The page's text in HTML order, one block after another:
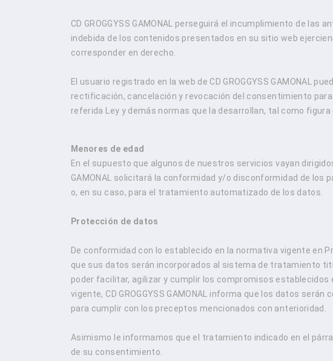
CD GROGGYSS GAMONAL perseguirá el incumplimiento de
indebida de los contenidos presentados en su sitio web
corresponder en derecho.
El usuario registrado en la web de CD GROGGYSS GAMONAL
rectificación, cancelación y revocación del consentimiento
referida Ley y demás normas que la desarrollan, tal como figura
Menores de edad
En el supuesto que algunos de nuestros servicios vayan
GAMONAL solicitará la conformidad y/o disconformidad de los
o, en su caso, para el tratamiento automatizado de los datos.
Protección de datos
De conformidad con lo establecido en la normativa vigente en
que sus datos serán incorporados al sistema de tratamiento
poder facilitar, agilizar y cumplir los compromisos
vigente, CD GROGGYSS GAMONAL informa que los datos
para cumplir con los preceptos mencionados con anterioridad.
Asimismo le informamos que el tratamiento indicado en el
de su consentimiento.